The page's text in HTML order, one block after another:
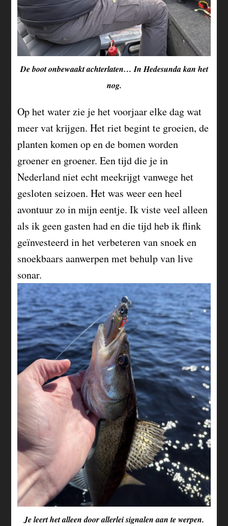
De boot onbewaakt achterlaten… In Hedesunda kan het
nog.
Op het water zie je het voorjaar elke dag wat
meer vat krijgen. Het riet begint te groeien, de
planten komen op en de bomen worden
groener en groener. Een tijd die je in
Nederland niet echt meekrijgt vanwege het
gesloten seizoen. Het was weer een heel
avontuur zo in mijn eentje. Ik viste veel alleen
als ik geen gasten had en die tijd heb ik flink
geïnvesteerd in het verbeteren van snoek en
snoekbaars aanwerpen met behulp van live
sonar.
Je leert het alleen door allerlei signalen aan te werpen.